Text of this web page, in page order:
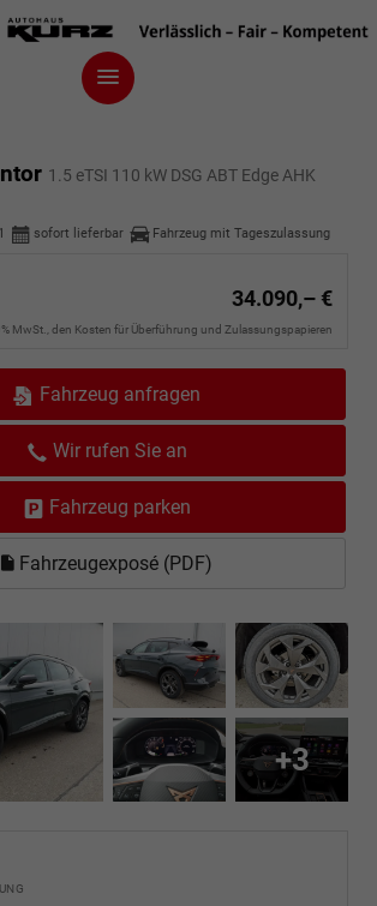
1.5 eTSI 110 kW DSG ABT Edge AHK
sofort lieferbar Fahrzeug mit Tageszulassung
34.090,– €
MwSt., den Kosten für Überführung und Zulassungspapieren
Fahrzeug anfragen
Wir rufen Sie an
Fahrzeug parken
Fahrzeugexposé (PDF)
+3